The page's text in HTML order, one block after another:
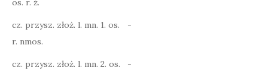
os. r. ż.
cz. przysz. złoż. l. mn. 1. os.
r. nmos.
-
cz. przysz. złoż. l. mn. 2. os.
-